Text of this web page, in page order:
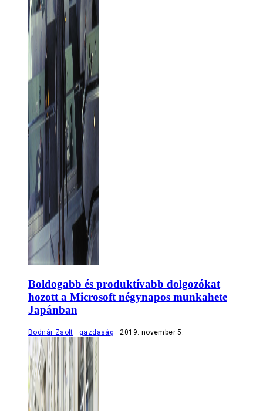
Boldogabb és produktívabb dolgozókat
hozott a Microsoft négynapos munkahete
Japánban
Bodnár Zsolt gazdaság 2019. november 5.